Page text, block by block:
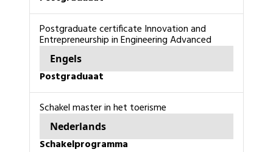
Postgraduate certificate Innovation and
Entrepreneurship in Engineering Advanced
Engels
Postgraduaat
Schakel master in het toerisme
Nederlands
schakelprogramma